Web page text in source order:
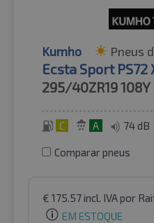
Kumho Pneus
Ecsta Sport PS72
295/40ZR19108Y
C A 74 dB
Comparar pneus
€ 175.57incl. IVApor
EM ESTOQUE